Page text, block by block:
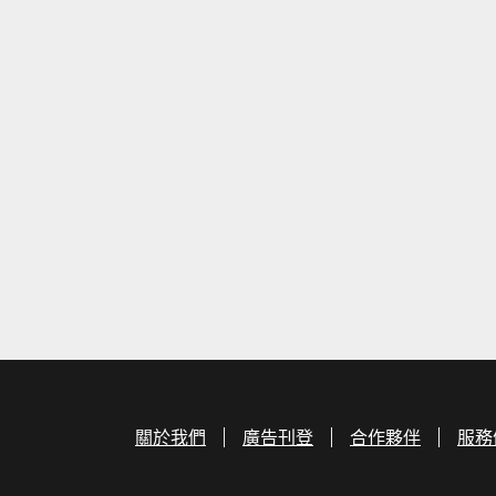
關於我們 廣告刊登 合作夥伴 服